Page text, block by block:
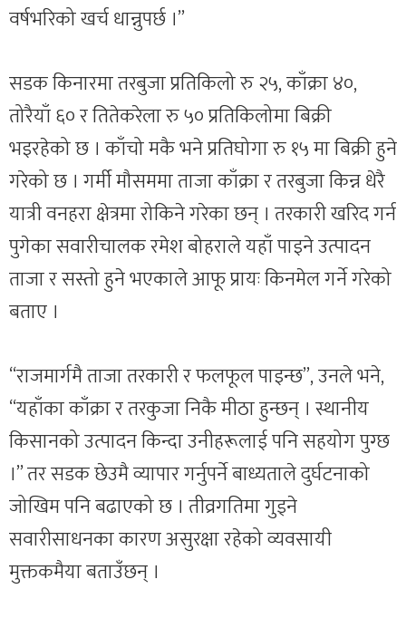
वर्षभरिको खर्च धान्नुपर्छ ।”
सडक किनारमा तरबुजा प्रतिकिलो रु २५, काँक्रा ४०,
तोरैयाँ ६० र तितेकरेला रु ५० प्रतिकिलोमा बिक्री
भइरहेको छ । काँचो मकै भने प्रतिघोगा रु १५ मा बिक्री हुने
गरेको छ । गर्मी मौसममा ताजा काँक्रा र तरबुजा किन्न धेरै
यात्री वनहरा क्षेत्रमा रोकिने गरेका छन् । तरकारी खरिद गर्न
पुगेका सवारीचालक रमेश बोहराले यहाँ पाइने उत्पादन
ताजा र सस्तो हुने भएकाले आफू प्रायः किनमेल गर्ने गरेको
बताए ।
“राजमार्गमै ताजा तरकारी र फलफूल पाइन्छ”, उनले भने,
“यहाँका काँक्रा र तरकुजा निकै मीठा हुन्छन् । स्थानीय
किसानको उत्पादन किन्दा उनीहरूलाई पनि सहयोग पुग्छ
।” तर सडक छेउमै व्यापार गर्नुपर्ने बाध्यताले दुर्घटनाको
जोखिम पनि बढाएको छ । तीव्रगतिमा गुड्ने
सवारीसाधनका कारण असुरक्षा रहेको व्यवसायी
मुक्तकमैया बताउँछन् ।